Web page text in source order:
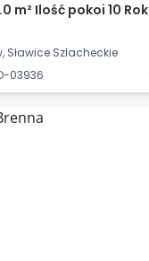
m² Ilość pokoi 10
Sławice Szlacheckie
03936